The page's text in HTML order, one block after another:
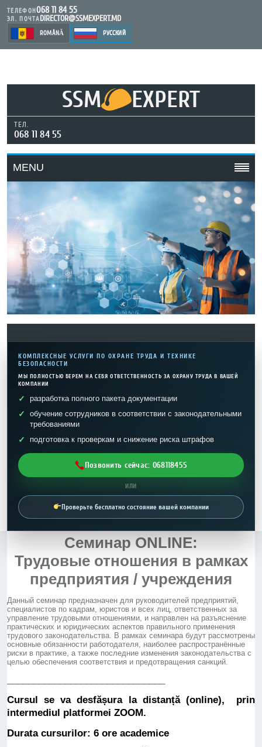
ТЕЛЕФОН068 11 84 55
ЭЛ. ПОЧТАDIRECTOR@SSMEXPERT.MD
ROMÂNĂ РУССКИЙ
SSM EXPERT
ТЕЛ.
068 11 84 55
MENU
КОМПЛЕКСНЫЕ УСЛУГИ ПО ОХРАНЕ ТРУДА И ТЕХНИКЕ
БЕЗОПАСНОСТИ
МЫ ПОЛНОСТЬЮ БЕРЕМ НА СЕБЯ ОТВЕТСТВЕННОСТЬ ЗА ОХРАНУ ТРУДА В ВАШЕЙ
КОМПАНИИ
разработка полного пакета документации
обучение сотрудников в соответствии с законодательными
требованиями
подготовка к проверкам и снижение риска штрафов
Позвонить сейчас: 068118455
ИЛИ
Проверьте бесплатно состояние вашей компании
Семинар ONLINE:
Трудовые отношения в рамках
предприятия / учреждения
Данный семинар предназначен для руководителей предприятий,
специалистов по кадрам, юристов и всех лиц, ответственных за
управление трудовыми отношениями, и направлен на разъяснение
практических и юридических аспектов правильного применения
трудового законодательства. В рамках семинара будут рассмотрены
основные обязанности работодателя, наиболее распространённые
риски в практике, а также последние изменения законодательства с
целью обеспечения соответствия и предотвращения санкций.
Cursul se va desfășura la distanță (online), prin
intermediul platformei ZOOM.
Durata cursurilor: 6 ore academice